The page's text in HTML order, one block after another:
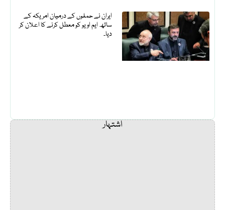
ایران نے حملوں کے درمیان امریکہ کے
ساتھ ایم او یو کو معطل کرنے کا اعلان کر
دیا۔
اشتہار